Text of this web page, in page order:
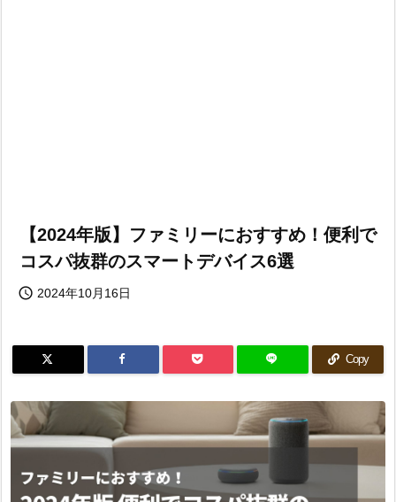
【2024年版】ファミリーにおすすめ！便利で
コスパ抜群のスマートデバイス6選
 2024年10月16日
Copy